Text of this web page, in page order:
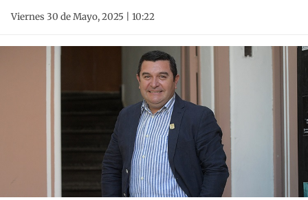
Viernes 30 de Mayo, 2025 | 10:22